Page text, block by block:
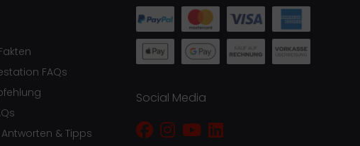
FAQs
Antworten & Tipps
Social Media